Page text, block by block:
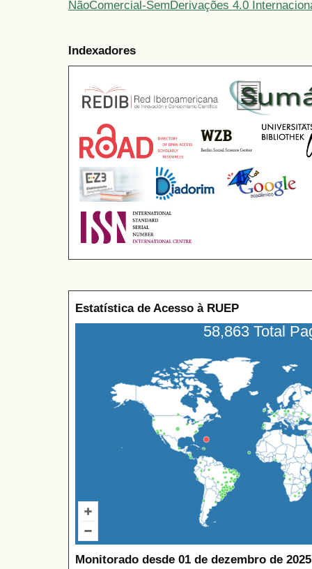
NãoComercial-SemDerivações 4.0
Indexadores
Estatística de Acesso à RUEP
58,863 Total
Monitorado desde 01 de dezembro de